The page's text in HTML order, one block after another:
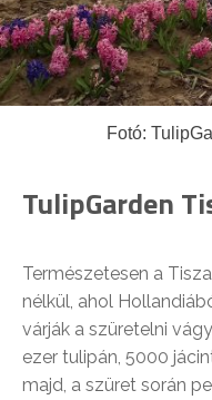
Fotó:
TulipGarden
Természetesen a
nélkül, ahol
várják a szüretelni
ezer tulipán, 5000
majd, a szüret során